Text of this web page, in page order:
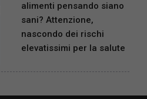
alimenti pensando siano
sani? Attenzione,
nascondo dei rischi
elevatissimi per la salute